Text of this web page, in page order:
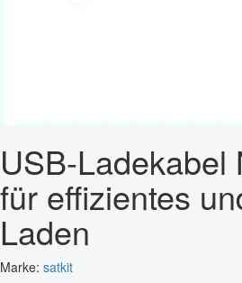
USB-Ladekabel
für effizientes
Laden
Marke: satkit